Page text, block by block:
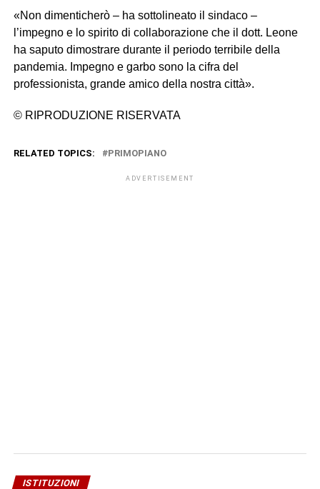
«Non dimenticherò – ha sottolineato il sindaco –
l’impegno e lo spirito di collaborazione che il dott. Leone
ha saputo dimostrare durante il periodo terribile della
pandemia. Impegno e garbo sono la cifra del
professionista, grande amico della nostra città».
© RIPRODUZIONE RISERVATA
RELATED TOPICS: PRIMOPIANO
ADVERTISEMENT
ISTITUZIONI